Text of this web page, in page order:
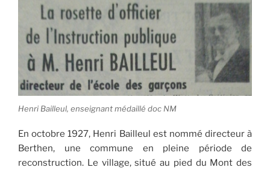
Henri Bailleul, enseignant médaillé doc NM
En octobre 1927, Henri Bailleul est nommé directeur à
Berthen, une commune en pleine période de
reconstruction. Le village, situé au pied du Mont des